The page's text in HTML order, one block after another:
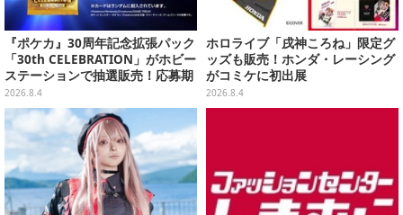
『ポケカ』30周年記念拡張パック
「30th CELEBRATION」がホビー
ステーションで抽選販売！応募期
間は8月6日23時59分まで
2026.8.4
ホロライブ「戌神ころね」限定グ
ッズも販売！ホンダ・レーシング
がコミケに初出展
2026.8.4